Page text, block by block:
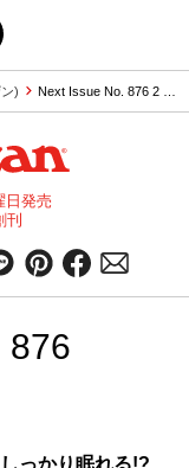
) Next Issue No. 876 2 …
日発売
刊
876
っかり眠れる!?